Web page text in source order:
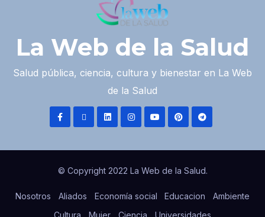
La Web de la Salud
Salud pública, ciencia, cultura y bienestar en La Web
de la Salud
© Copyright 2022 La Web de la Salud.
Nosotros Aliados Economía social Educacion
Ambiente